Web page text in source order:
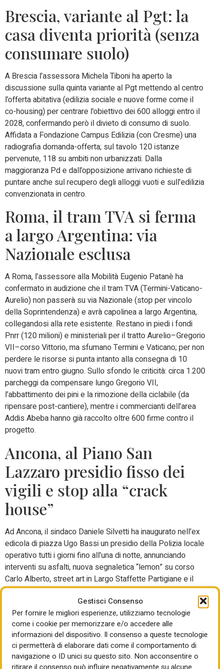
Gestisci Consenso
Per fornire le migliori esperienze, utilizziamo tecnologie
come i cookie per memorizzare e/o accedere alle
informazioni del dispositivo. Il consenso a queste tecnologie
ci permetterà di elaborare dati come il comportamento di
navigazione o ID unici su questo sito. Non acconsentire o
ritirare il consenso può influire negativamente su alcune
Brescia, variante al Pgt: la
casa diventa priorità (senza
consumare suolo)
A Brescia l’assessora Michela Tiboni ha aperto la
discussione sulla quinta variante al Pgt mettendo al centro
l’offerta abitativa (edilizia sociale e nuove forme come il
co-housing) per centrare l’obiettivo dei 600 alloggi entro il
2028, confermando però il divieto di consumo di suolo.
Affidata a Fondazione Campus Edilizia (con Cresme) una
radiografia domanda-offerta; sul tavolo 120 istanze
pervenute, 118 su ambiti non urbanizzati. Dalla
maggioranza Pd e dall’opposizione arrivano richieste di
puntare anche sul recupero degli alloggi vuoti e sull’edilizia
convenzionata in centro.
Roma, il tram TVA si ferma
a largo Argentina: via
Nazionale esclusa
A Roma, l’assessore alla Mobilità Eugenio Patanè ha
confermato in audizione che il tram TVA (Termini-Vaticano-
Aurelio) non passerà su via Nazionale (stop per vincolo
della Soprintendenza) e avrà capolinea a largo Argentina,
collegandosi alla rete esistente. Restano in piedi i fondi
Pnrr (120 milioni) e ministeriali per il tratto Aurelio–Gregorio
VII–corso Vittorio, ma sfumano Termini e Vaticano; per non
perdere le risorse si punta intanto alla consegna di 10
nuovi tram entro giugno. Sullo sfondo le criticità: circa 1.200
parcheggi da compensare lungo Gregorio VII,
l’abbattimento dei pini e la rimozione della ciclabile (da
ripensare post-cantiere), mentre i commercianti dell’area
Addis Abeba hanno già raccolto oltre 600 firme contro il
progetto.
Ancona, al Piano San
Lazzaro presidio fisso dei
vigili e stop alla “crack
house”
Ad Ancona, il sindaco Daniele Silvetti ha inaugurato nell’ex
edicola di piazza Ugo Bassi un presidio della Polizia locale
operativo tutti i giorni fino all’una di notte, annunciando
interventi su asfalti, nuova segnaletica “lemon” su corso
Carlo Alberto, street art in Largo Staffette Partigiane e il
primo defibrillatore di quartiere. Nel comparto di piazza
d’Armi, dove sono iniziati gli abbattimenti di manufatti
abusivi legati a una “crack house”, l’amministrazione punta
– tramite accordo con Erap – a trasformare gli alloggi in
residenze per studenti e progetti di co-housing
intergenerazionale.